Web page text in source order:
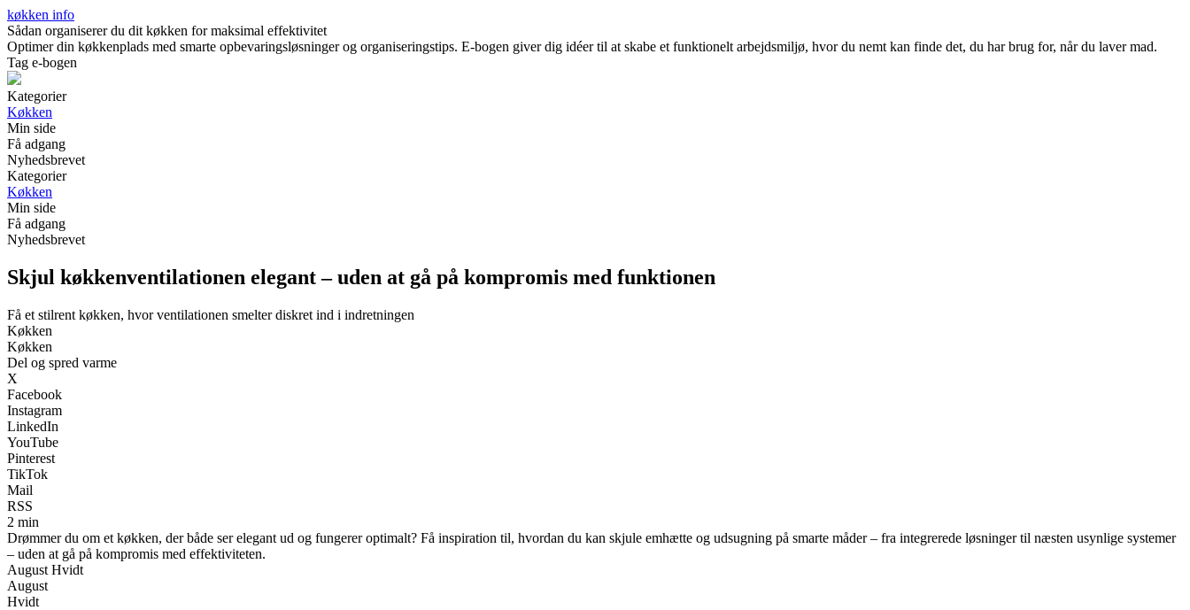
køkken info
Sådan organiserer du dit køkken for maksimal effektivitet
Optimer din køkkenplads med smarte opbevaringsløsninger og organiseringstips. E-bogen giver dig idéer til at skabe et funktionelt arbejdsmiljø, hvor du nemt kan finde det, du har brug for, når du laver mad.
Tag e-bogen
Kategorier
Køkken
Min side
Få adgang
Nyhedsbrevet
Kategorier
Køkken
Min side
Få adgang
Nyhedsbrevet
Skjul køkkenventilationen elegant – uden at gå på kompromis med funktionen
Få et stilrent køkken, hvor ventilationen smelter diskret ind i indretningen
Køkken
Køkken
Del og spred varme
X
Facebook
Instagram
LinkedIn
YouTube
Pinterest
TikTok
Mail
RSS
2 min
Drømmer du om et køkken, der både ser elegant ud og fungerer optimalt? Få inspiration til, hvordan du kan skjule emhætte og udsugning på smarte måder – fra integrerede løsninger til næsten usynlige systemer
– uden at gå på kompromis med effektiviteten.
August Hvidt
August
Hvidt